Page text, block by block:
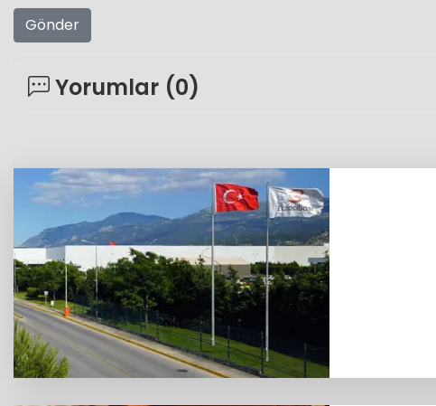
Gönder
Yorumlar (0)